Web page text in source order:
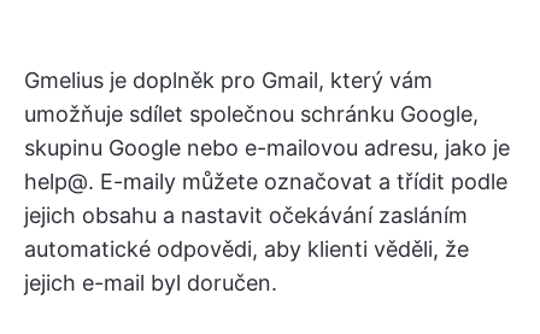
Gmelius je doplněk pro Gmail, který vám
umožňuje sdílet společnou schránku Google,
skupinu Google nebo e-mailovou adresu, jako je
help@. E-maily můžete označovat a třídit podle
jejich obsahu a nastavit očekávání zasláním
automatické odpovědi, aby klienti věděli, že
jejich e-mail byl doručen.